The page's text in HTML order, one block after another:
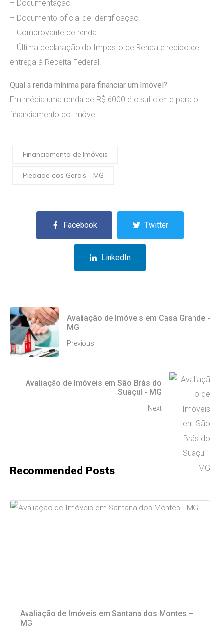
– Documentação
– Documento oficial de identificação.
– Comprovante de renda.
– Última declaração do Imposto de Renda e recibo de
entrega à Receita Federal.
Qual a renda mínima para financiar um Imóvel?
Em média uma renda de R$ 6000 é o suficiente para o
financiamento do Imóvel.
Financiamento de Imóveis
Piedade dos Gerais - MG
Facebook Twitter
LinkedIn
Avaliação de Imóveis em Casa Grande -
MG
Previous
Avaliação de Imóveis em São Brás do
Suaçuí - MG
Next
Recommended Posts
Avaliação de Imóveis em Santana dos Montes –
MG